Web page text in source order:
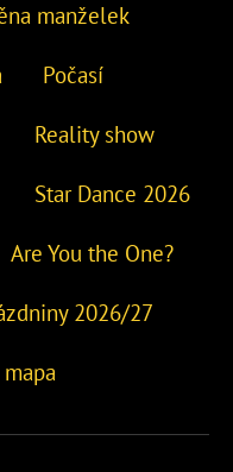
manželek
Počasí
Reality show
Star Dance 2026
Are You the One?
2026/27